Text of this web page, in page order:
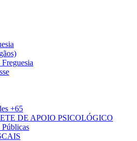
+65
DE APOIO PSICOLÓGICO
Públicas